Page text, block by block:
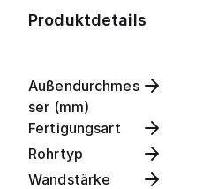
Produktdetails
Außendurchmes
ser (mm)
Fertigungsart
Rohrtyp
Wandstärke